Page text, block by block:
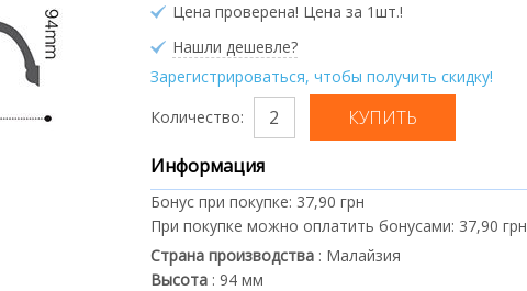
Цена проверена! Цена за 1шт.!
Нашли дешевле?
Зарегистрироваться, чтобы получить скидку!
Количество:
Информация
Бонус при покупке: 37,90 грн
При покупке можно оплатить бонусами: 37,90 грн
Страна производства: Малайзия
Высота: 94 мм